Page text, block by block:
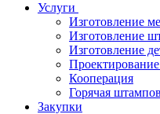
Услуги
Изготовление
Изготовление
Изготовление
Кооперация
Горячая
Закупки